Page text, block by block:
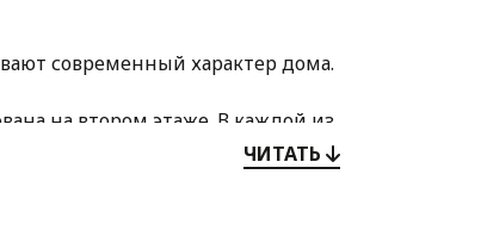
современный характер дома.
на втором этаже. В каждой из
как комната для
ЧИТАТЬ